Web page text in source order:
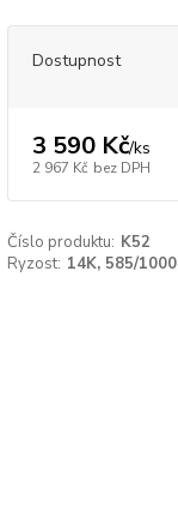
Dostupnost
3 590 Kč/ks
2 967 Kč bez DPH
Číslo produktu: K52
Ryzost: 14K, 585/1000